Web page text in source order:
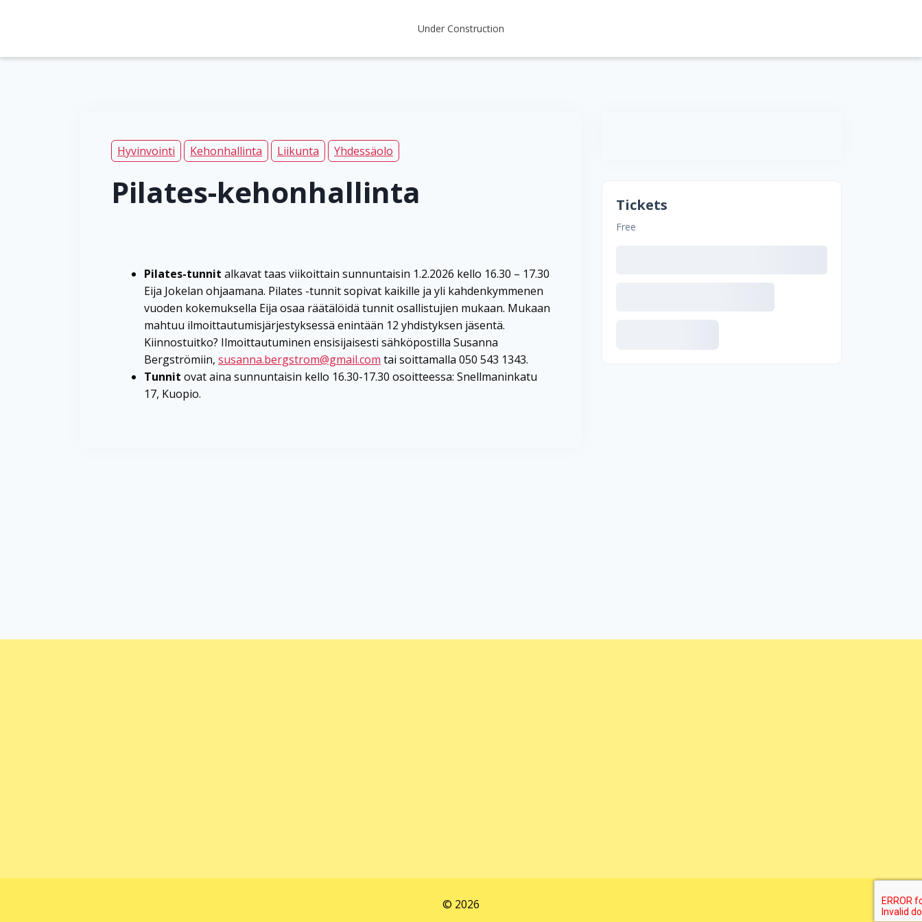
Under Construction
Hyvinvointi Kehonhallinta Liikunta Yhdessäolo
Pilates-kehonhallinta
Pilates-tunnit alkavat taas viikoittain sunnuntaisin 1.2.2026 kello 16.30 – 17.30
Eija Jokelan ohjaamana. Pilates -tunnit sopivat kaikille ja yli kahdenkymmenen
vuoden kokemuksella Eija osaa räätälöidä tunnit osallistujien mukaan. Mukaan
mahtuu ilmoittautumisjärjestyksessä enintään 12 yhdistyksen jäsentä.
Kiinnostuitko? Ilmoittautuminen ensisijaisesti sähköpostilla Susanna
Bergströmiin, susanna.bergstrom@gmail.com tai soittamalla 050 543 1343.
Tunnit ovat aina sunnuntaisin kello 16.30-17.30 osoitteessa: Snellmaninkatu
17, Kuopio.
Tickets
Free
© 2026